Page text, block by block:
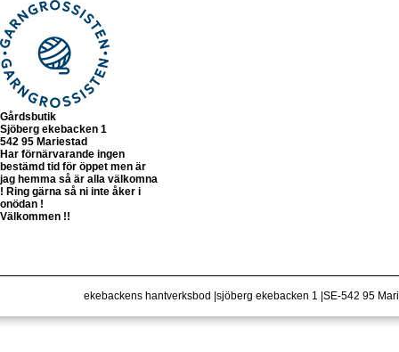
Gårdsbutik
Sjöberg ekebacken 1
542 95 Mariestad
Har förnärvarande ingen
bestämd tid för öppet men är
jag hemma så är alla välkomna
! Ring gärna så ni inte åker i
onödan !
Välkommen !!
ekebackens hantverksbod |sjöberg ekebacken 1 |SE-542 95